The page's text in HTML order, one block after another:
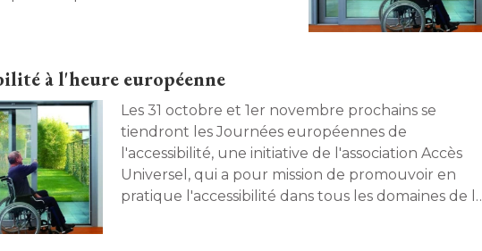
à l'heure européenne
Les 31 octobre et 1er novembre prochains se
tiendront les Journées européennes de
l'accessibilité, une initiative de l'association Accès
Universel, qui a pour mission de promouvoir en
pratique l'accessibilité dans tous les domaines de la